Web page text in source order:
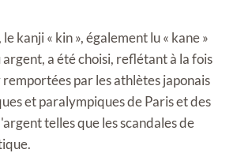
kanji « kin », également lu « kane »
a été choisi, reflétant à la fois
par les athlètes japonais
et paralympiques de Paris et des
telles que les scandales de